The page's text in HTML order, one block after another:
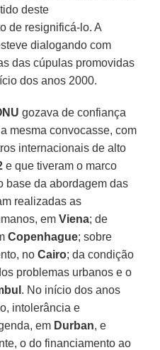
deste
de resignificá-lo. A
dialogando com
das cúpulas promovidas
dos anos 2000.
gozava de confiança
mesma convocasse, com
internacionais de alto
e que tiveram o marco
base da abordagem das
realizadas as
emViena; de
Copenhague; sobre
noCairo; da condição
problemas urbanos e o
. No início dos anos
intolerância e
em Durban, e
o do financiamento ao